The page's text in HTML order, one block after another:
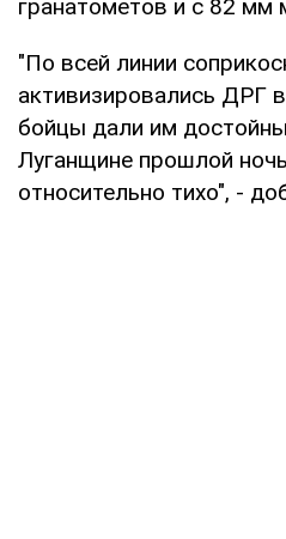
гранатометов и с 82 мм
"По всей линии
активизировались ДРГ
бойцы дали им
Луганщине прошлой
относительно тихо", -